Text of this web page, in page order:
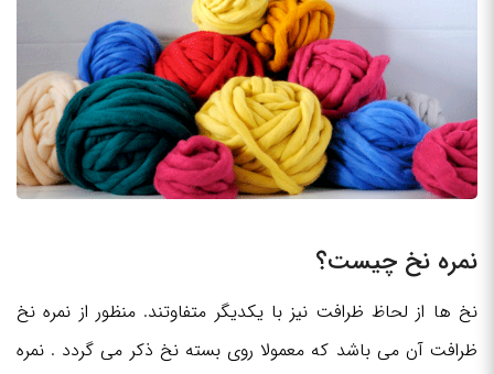
نمره نخ چیست؟
نخ ها از لحاظ ظرافت نیز با یکدیگر متفاوتند. منظور از نمره نخ
ظرافت آن می باشد که معمولا روی بسته نخ ذکر می گردد . نمره